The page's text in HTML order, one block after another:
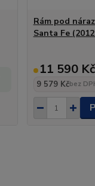
Rám pod
Santa Fe
11 590 Kč
9 579 Kčbez